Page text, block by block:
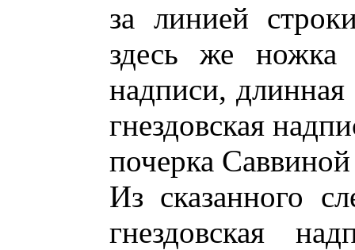
за линией
здесь же
надписи,
гнездовская
почерка
Из сказанного
гнездовская